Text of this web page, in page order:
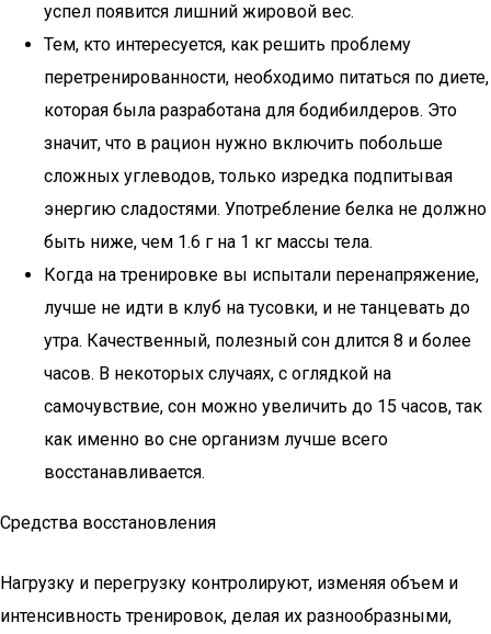
успел появится лишний жировой вес.
Тем, кто интересуется, как решить проблему
перетренированности, необходимо питаться по диете,
которая была разработана для бодибилдеров. Это
значит, что в рацион нужно включить побольше
сложных углеводов, только изредка подпитывая
энергию сладостями. Употребление белка не должно
быть ниже, чем 1.6 г на 1 кг массы тела.
Когда на тренировке вы испытали перенапряжение,
лучше не идти в клуб на тусовки, и не танцевать до
утра. Качественный, полезный сон длится 8 и более
часов. В некоторых случаях, с оглядкой на
самочувствие, сон можно увеличить до 15 часов, так
как именно во сне организм лучше всего
восстанавливается.
Средства восстановления
Нагрузку и перегрузку контролируют, изменяя объем и
интенсивность тренировок, делая их разнообразными,